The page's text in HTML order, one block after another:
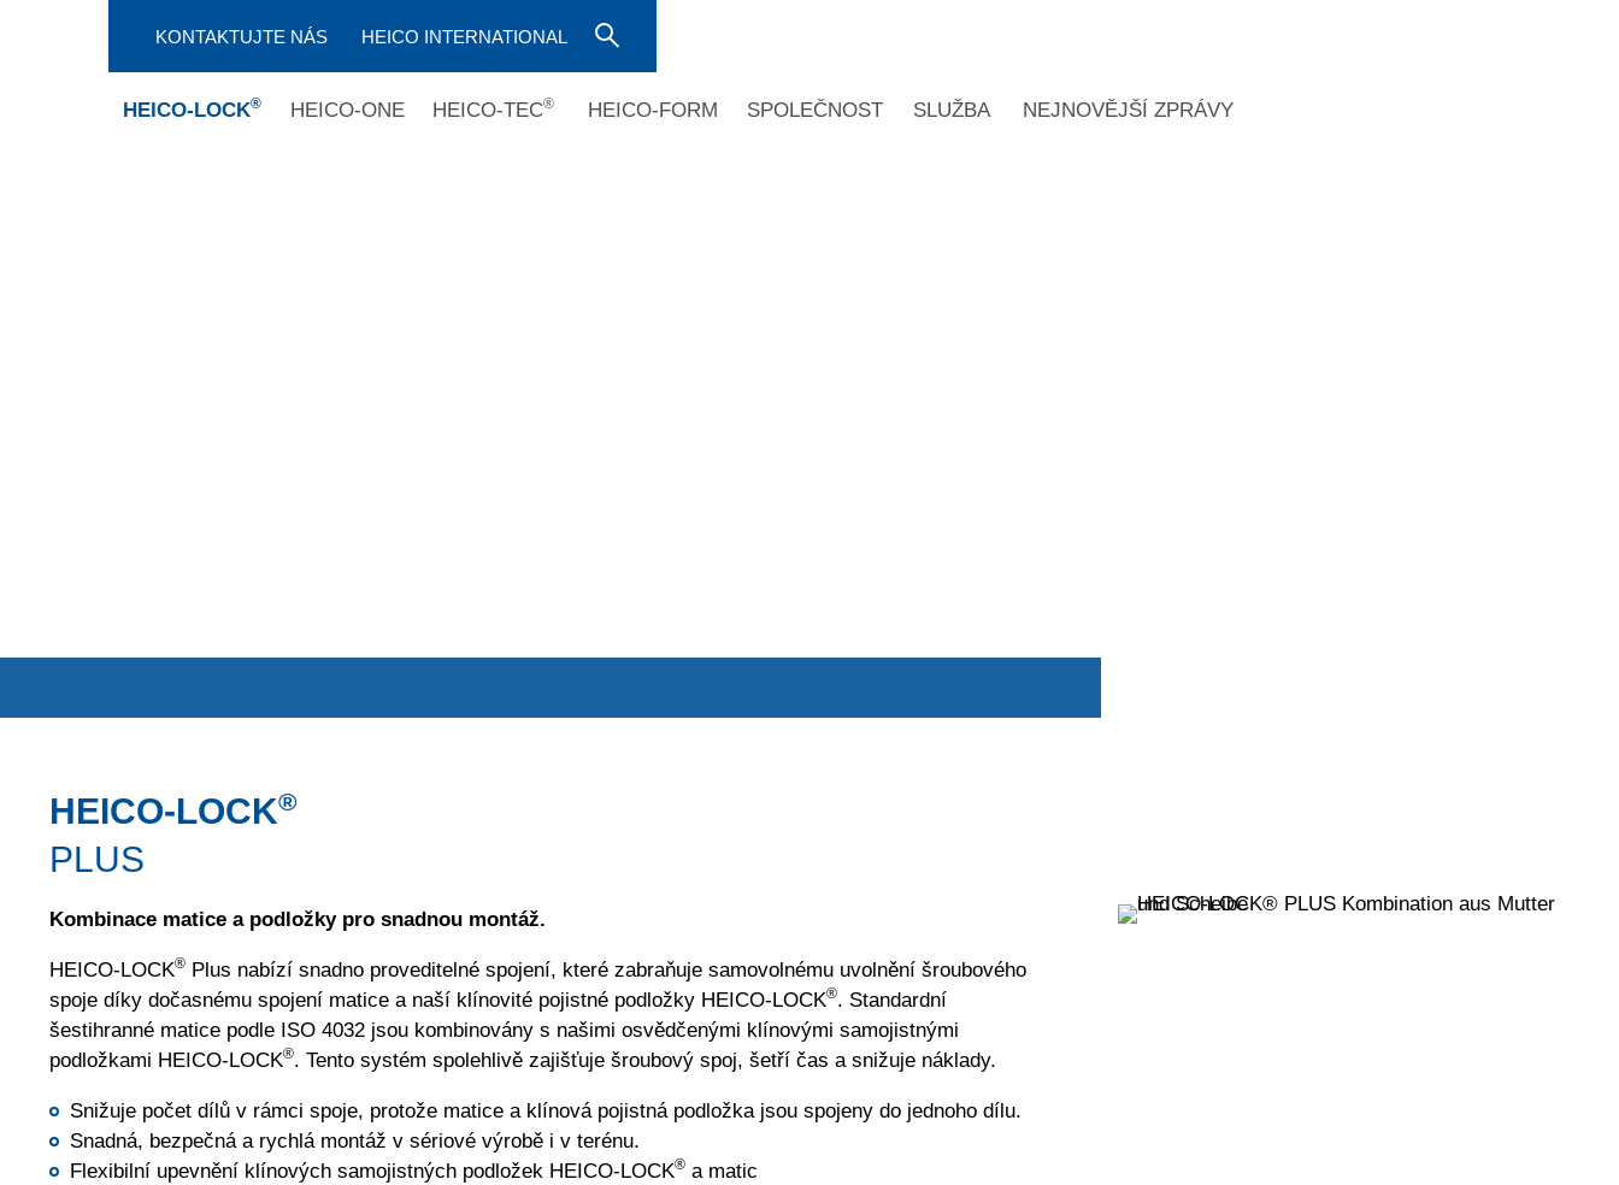
KONTAKTUJTE NÁS HEICO INTERNATIONAL
HEICO-LOCK® HEICO-ONE HEICO-TEC® HEICO-FORM SPOLEČNOST SLUŽBA NEJNOVĚJŠÍ ZPRÁVY
HEICO-LOCK®
PLUS
Kombinace matice a podložky pro snadnou montáž.
HEICO-LOCK®Plus nabízí snadno proveditelné spojení, které zabraňuje samovolnému uvolnění šroubového
spoje díky dočasnému spojení matice a naší klínovité pojistné podložky HEICO-LOCK®. Standardní
šestihranné matice podle ISO 4032 jsou kombinovány s našimi osvědčenými klínovými samojistnými
podložkami HEICO-LOCK®. Tento systém spolehlivě zajišťuje šroubový spoj, šetří čas a snižuje náklady.
Snižuje počet dílů v rámci spoje, protože matice a klínová pojistná podložka jsou spojeny do jednoho dílu.
Snadná, bezpečná a rychlá montáž v sériové výrobě i v terénu.
Flexibilní upevnění klínových samojistných podložek HEICO-LOCK®a matic